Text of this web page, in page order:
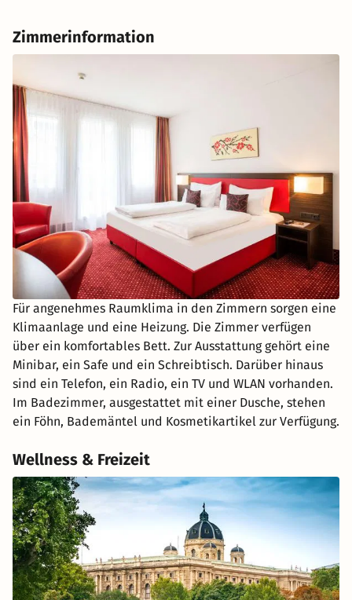
Zimmerinformation
Für angenehmes Raumklima in den Zimmern sorgen eine
Klimaanlage und eine Heizung. Die Zimmer verfügen
über ein komfortables Bett. Zur Ausstattung gehört eine
Minibar, ein Safe und ein Schreibtisch. Darüber hinaus
sind ein Telefon, ein Radio, ein TV und WLAN vorhanden.
Im Badezimmer, ausgestattet mit einer Dusche, stehen
ein Föhn, Bademäntel und Kosmetikartikel zur Verfügung.
Wellness & Freizeit